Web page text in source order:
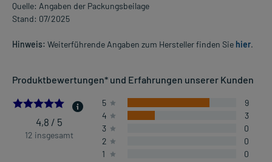
Quelle: Angaben der Packungsbeilage
Stand: 07/2025
Hinweis: Weiterführende Angaben zum Hersteller finden Sie hier.
Produktbewertungen* und Erfahrungen unserer Kunden
4.75
4,8 / 5
12 insgesamt
5
9
4
3
3
0
2
0
1
0